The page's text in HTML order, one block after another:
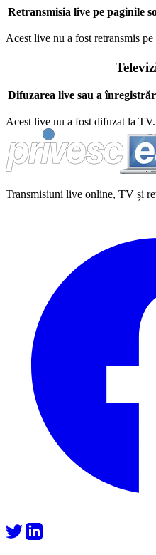
Retransmisia live pe paginile
Acest live nu a fost retransmis pe
Difuzarea live sau a
Acest live nu a fost difuzat la TV.
Transmisiuni live online, TV și